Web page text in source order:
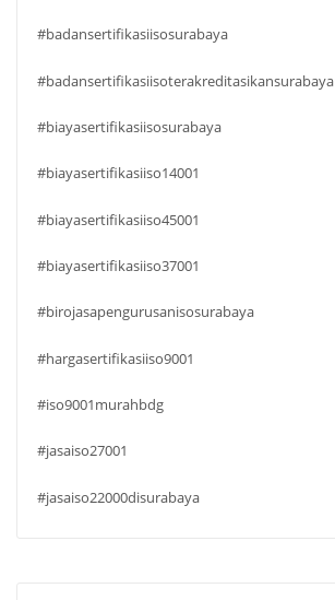
#badansertifikasiisosurabaya
#badansertifikasiisoterakreditasikansurabaya
#biayasertifikasiisosurabaya
#biayasertifikasiiso14001
#biayasertifikasiiso45001
#biayasertifikasiiso37001
#birojasapengurusanisosurabaya
#hargasertifikasiiso9001
#iso9001murahbdg
#jasaiso27001
#jasaiso22000disurabaya